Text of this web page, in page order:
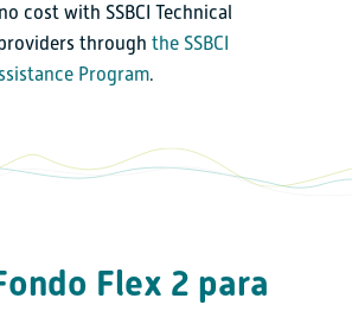
cost with SSBCI Technical
through the SSBCI
Program.
Flex 2 para